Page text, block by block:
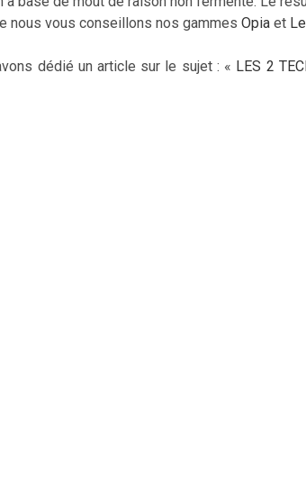
nous vous conseillons nos gammes Opiaet
dédié un article sur le sujet : « LES 2